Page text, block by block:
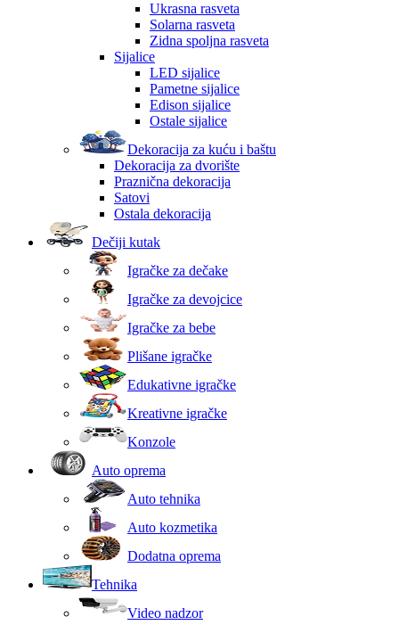
Ukrasna rasveta
Solarna rasveta
Zidna spoljna rasveta
Sijalice
LED sijalice
Pametne sijalice
Edison sijalice
Ostale sijalice
Dekoracija za kuću i baštu
Dekoracija za dvorište
Praznična dekoracija
Satovi
Ostala dekoracija
Dečiji kutak
Igračke za dečake
Igračke za devojcice
Igračke za bebe
Plišane igračke
Edukativne igračke
Kreativne igračke
Konzole
Auto oprema
Auto tehnika
Auto kozmetika
Dodatna oprema
Tehnika
Video nadzor